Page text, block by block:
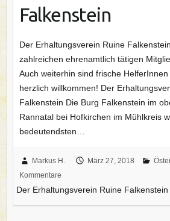
Falkenstein
Der Erhaltungsverein Ruine
zahlreichen ehrenamtlich tätigen
Auch weiterhin sind frische
herzlich willkommen! Der
Falkenstein Die Burg Falkenstein im
Rannatal bei Hofkirchen im Mühlkreis
bedeutendsten…
Markus H. März 27, 2018
Kommentare
Der Erhaltungsverein Ruine Falkenstein